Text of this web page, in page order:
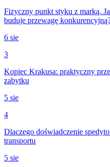
Fizyczny punkt styku z marką.
buduje przewagę
6 sie
3
Kopiec Krakusa: praktyczny
zabytku
5 sie
4
Dlaczego doświadczenie
transportu
5 sie